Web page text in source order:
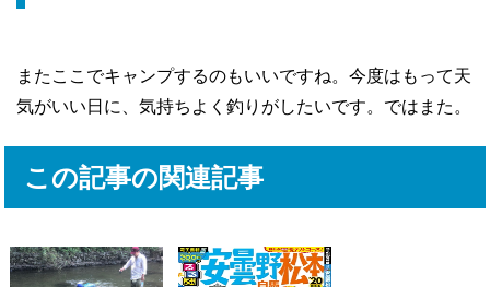
またここでキャンプするのもいいですね。今度はもって天
気がいい日に、気持ちよく釣りがしたいです。ではまた。
この記事の関連記事